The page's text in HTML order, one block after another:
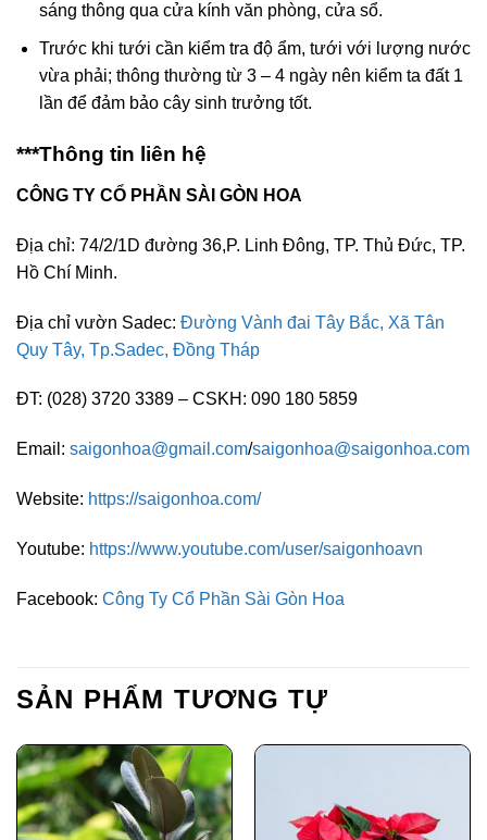
sáng thông qua cửa kính văn phòng, cửa sổ.
Trước khi tưới cần kiểm tra độ ẩm, tưới với lượng nước
vừa phải; thông thường từ 3 – 4 ngày nên kiểm ta đất 1
lần để đảm bảo cây sinh trưởng tốt.
***Thông tin liên hệ
CÔNG TY CỔ PHẦN SÀI GÒN HOA
Địa chỉ: 74/2/1D đường 36,P. Linh Đông, TP. Thủ Đức, TP.
Hồ Chí Minh.
Địa chỉ vườn Sadec: Đường Vành đai Tây Bắc, Xã Tân
Quy Tây, Tp.Sadec, Đồng Tháp
ĐT: (028) 3720 3389 – CSKH: 090 180 5859
Email: saigonhoa@gmail.com/saigonhoa@saigonhoa.com
Website: https://saigonhoa.com/
Youtube: https://www.youtube.com/user/saigonhoavn
Facebook: Công Ty Cổ Phần Sài Gòn Hoa
SẢN PHẨM TƯƠNG TỰ